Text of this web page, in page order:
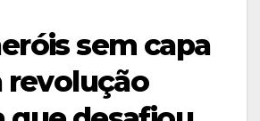
sem capa
revolução